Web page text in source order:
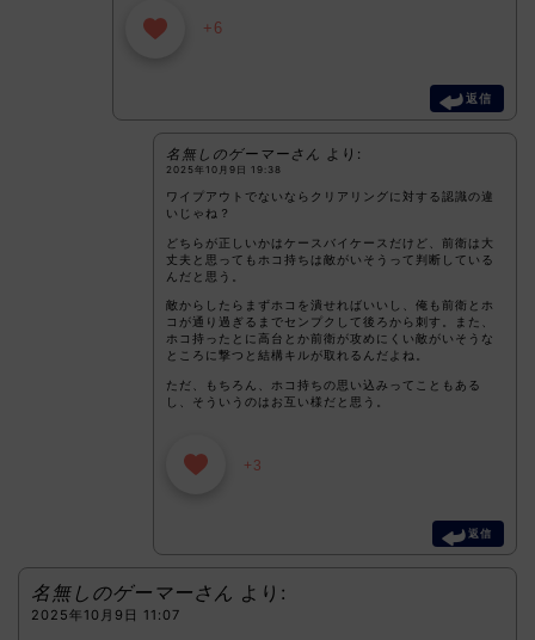
+6
返信
名無しのゲーマーさん より:
2025年10月9日 19:38
ワイプアウトでないならクリアリングに対する認識の違
いじゃね？
どちらが正しいかはケースバイケースだけど、前衛は大
丈夫と思ってもホコ持ちは敵がいそうって判断している
んだと思う。
敵からしたらまずホコを潰せればいいし、俺も前衛とホ
コが通り過ぎるまでセンプクして後ろから刺す。また、
ホコ持ったとに高台とか前衛が攻めにくい敵がいそうな
ところに撃つと結構キルが取れるんだよね。
ただ、もちろん、ホコ持ちの思い込みってこともある
し、そういうのはお互い様だと思う。
+3
返信
名無しのゲーマーさん より:
2025年10月9日 11:07